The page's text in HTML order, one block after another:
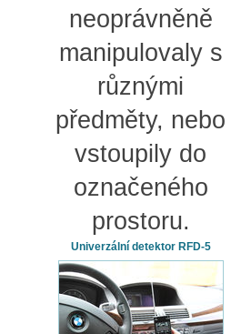
neoprávněně
manipulovaly s
různými
předměty, nebo
vstoupily do
označeného
prostoru.
Univerzální detektor RFD-5